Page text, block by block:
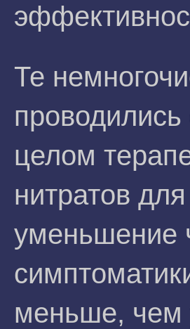
Те
целом
нитратов
уменьшение
меньше, чем